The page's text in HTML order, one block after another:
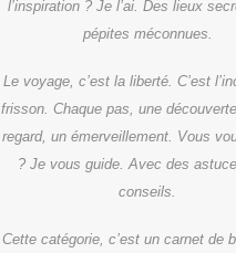
l’inspiration ? Je l’ai. Des lieux
pépites méconnues.
Le voyage, c’est la liberté. C’est
frisson. Chaque pas, une
regard, un émerveillement. Vous
? Je vous guide. Avec des
conseils.
Cette catégorie, c’est un carnet de